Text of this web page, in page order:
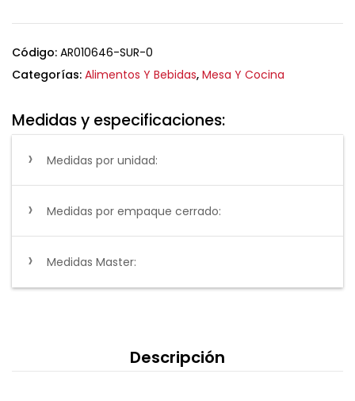
Código: AR010646-SUR-0
Categorías: Alimentos Y Bebidas, Mesa Y Cocina
Medidas y especificaciones:
Medidas por unidad:
Medidas por empaque cerrado:
Medidas Master:
Descripción